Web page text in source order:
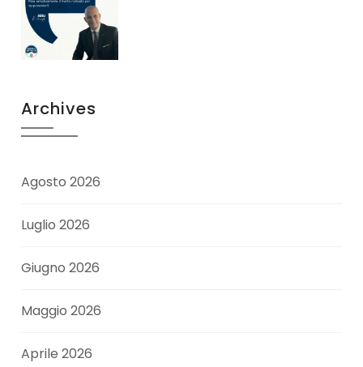
Archives
Agosto 2026
Luglio 2026
Giugno 2026
Maggio 2026
Aprile 2026